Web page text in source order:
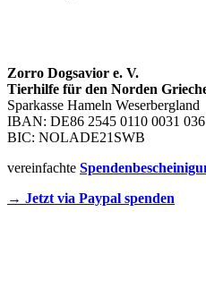
Zorro Dogsavior e. V.
Tierhilfe für den Norden
Sparkasse Hameln Weserbergland
IBAN: DE86 2545 0110 0031
BIC: NOLADE21SWB
vereinfachte
→ Jetzt via Paypal spenden